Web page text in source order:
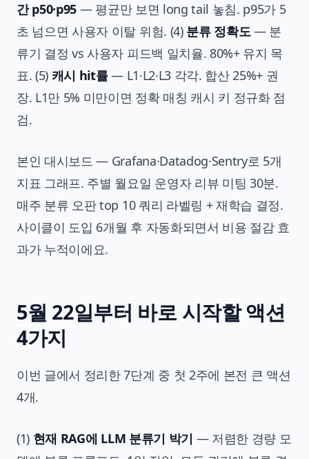
간 p50·p95 — 평균만 보면 long tail 놓침. p95가 5
초 넘으면 사용자 이탈 위험. (4) 분류 정확도— 분
류기 결정 vs 사용자 피드백 일치율. 80%+ 유지 목
표. (5) 캐시 hit률— L1·L2·L3 각각. 합산 25%+ 권
장. L1만 5% 미만이면 정확 매칭 캐시 키 정규화 점
검.
본인 대시보드 — Grafana·Datadog·Sentry로 5개
지표 그래프. 주별 월요일 운영자 리뷰 미팅 30분.
매주 분류 오판 top 10 쿼리 라벨링 + 재학습 결정.
사이클이 도입 6개월 후 자동화되면서 비용 절감 효
과가 누적이에요.
5월 22일부터 바로 시작할 액션
4가지
이번 글에서 정리한 7단계 중 첫 2주에 본전 큰 액션
4개.
(1) 현재 RAG에 LLM 분류기 박기 — 저렴한 경량 모